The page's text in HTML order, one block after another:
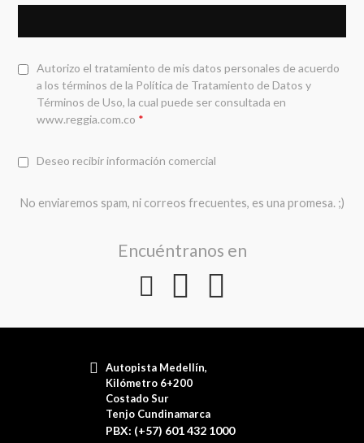
Autorizo el tratamiento de mis datos personales de acuerdo
a los términos de la Política de Tratamiento de Datos y
Términos de Uso, la cual puede ser consultada en
www.reggia.com.co *
Deseo recibir información comercial
No enviaremos spam, ni correos frecuentes, es una promesa. ;)
Encuéntranos en
Autopista Medellín,
Kilómetro 6+200
Costado Sur
Tenjo Cundinamarca
PBX: (+57) 601 432 1000